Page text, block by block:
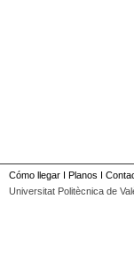
Cómo llegar I Planos I
Universitat Politècnica de